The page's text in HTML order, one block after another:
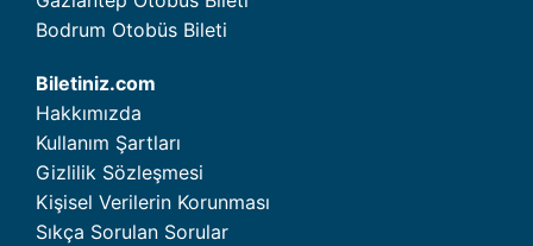
Bodrum Otobüs Bileti
Biletiniz.com
Hakkımızda
Kullanım Şartları
Gizlilik Sözleşmesi
Kişisel Verilerin Korunması
Sıkça Sorulan Sorular